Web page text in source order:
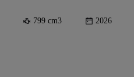
799 cm3 2026